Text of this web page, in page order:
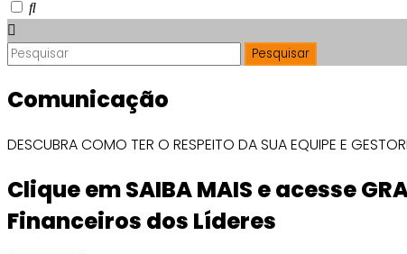
Comunicação
DESCUBRA COMO TER O RESPEITO DA SUA EQUIPE E
Clique em SAIBA MAIS e acesse
Financeiros dos Líderes